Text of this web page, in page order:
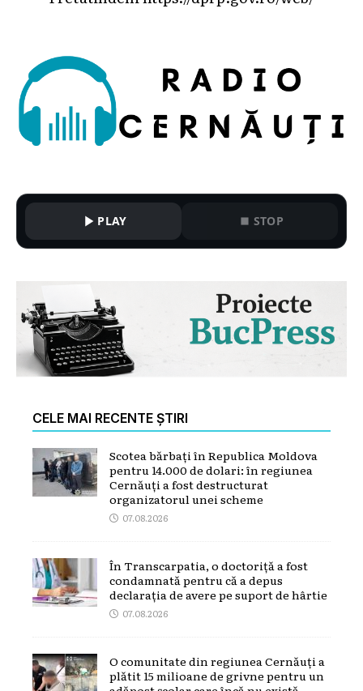
PLAY STOP
CELE MAI RECENTE ȘTIRI
Scotea bărbați în Republica Moldova
pentru 14.000 de dolari: în regiunea
Cernăuți a fost destructurat
organizatorul unei scheme
07.08.2026
În Transcarpatia, o doctoriță a fost
condamnată pentru că a depus
declarația de avere pe suport de hârtie
07.08.2026
O comunitate din regiunea Cernăuți a
plătit 15 milioane de grivne pentru un